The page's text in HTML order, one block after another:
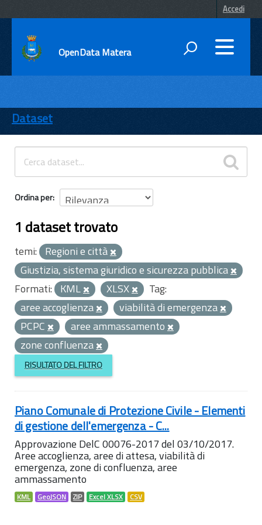
Accedi
OpenData Matera
ENTI
TEMI
INFORMAZIONI
Dataset
Ordina per
1 dataset trovato
temi: Regioni e città
Giustizia, sistema giuridico e sicurezza pubblica
Formati: KML XLSX
Tag:
aree accoglienza
viabilità di emergenza
PCPC
aree ammassamento
zone confluenza
RISULTATO DEL FILTRO
Piano Comunale di Protezione Civile - Elementi
di gestione dell'emergenza - C...
Approvazione DelC 00076-2017 del 03/10/2017.
Aree accoglienza, aree di attesa, viabilità di
emergenza, zone di confluenza, aree
ammassamento
KML GeoJSON ZIP Excel XLSX CSV